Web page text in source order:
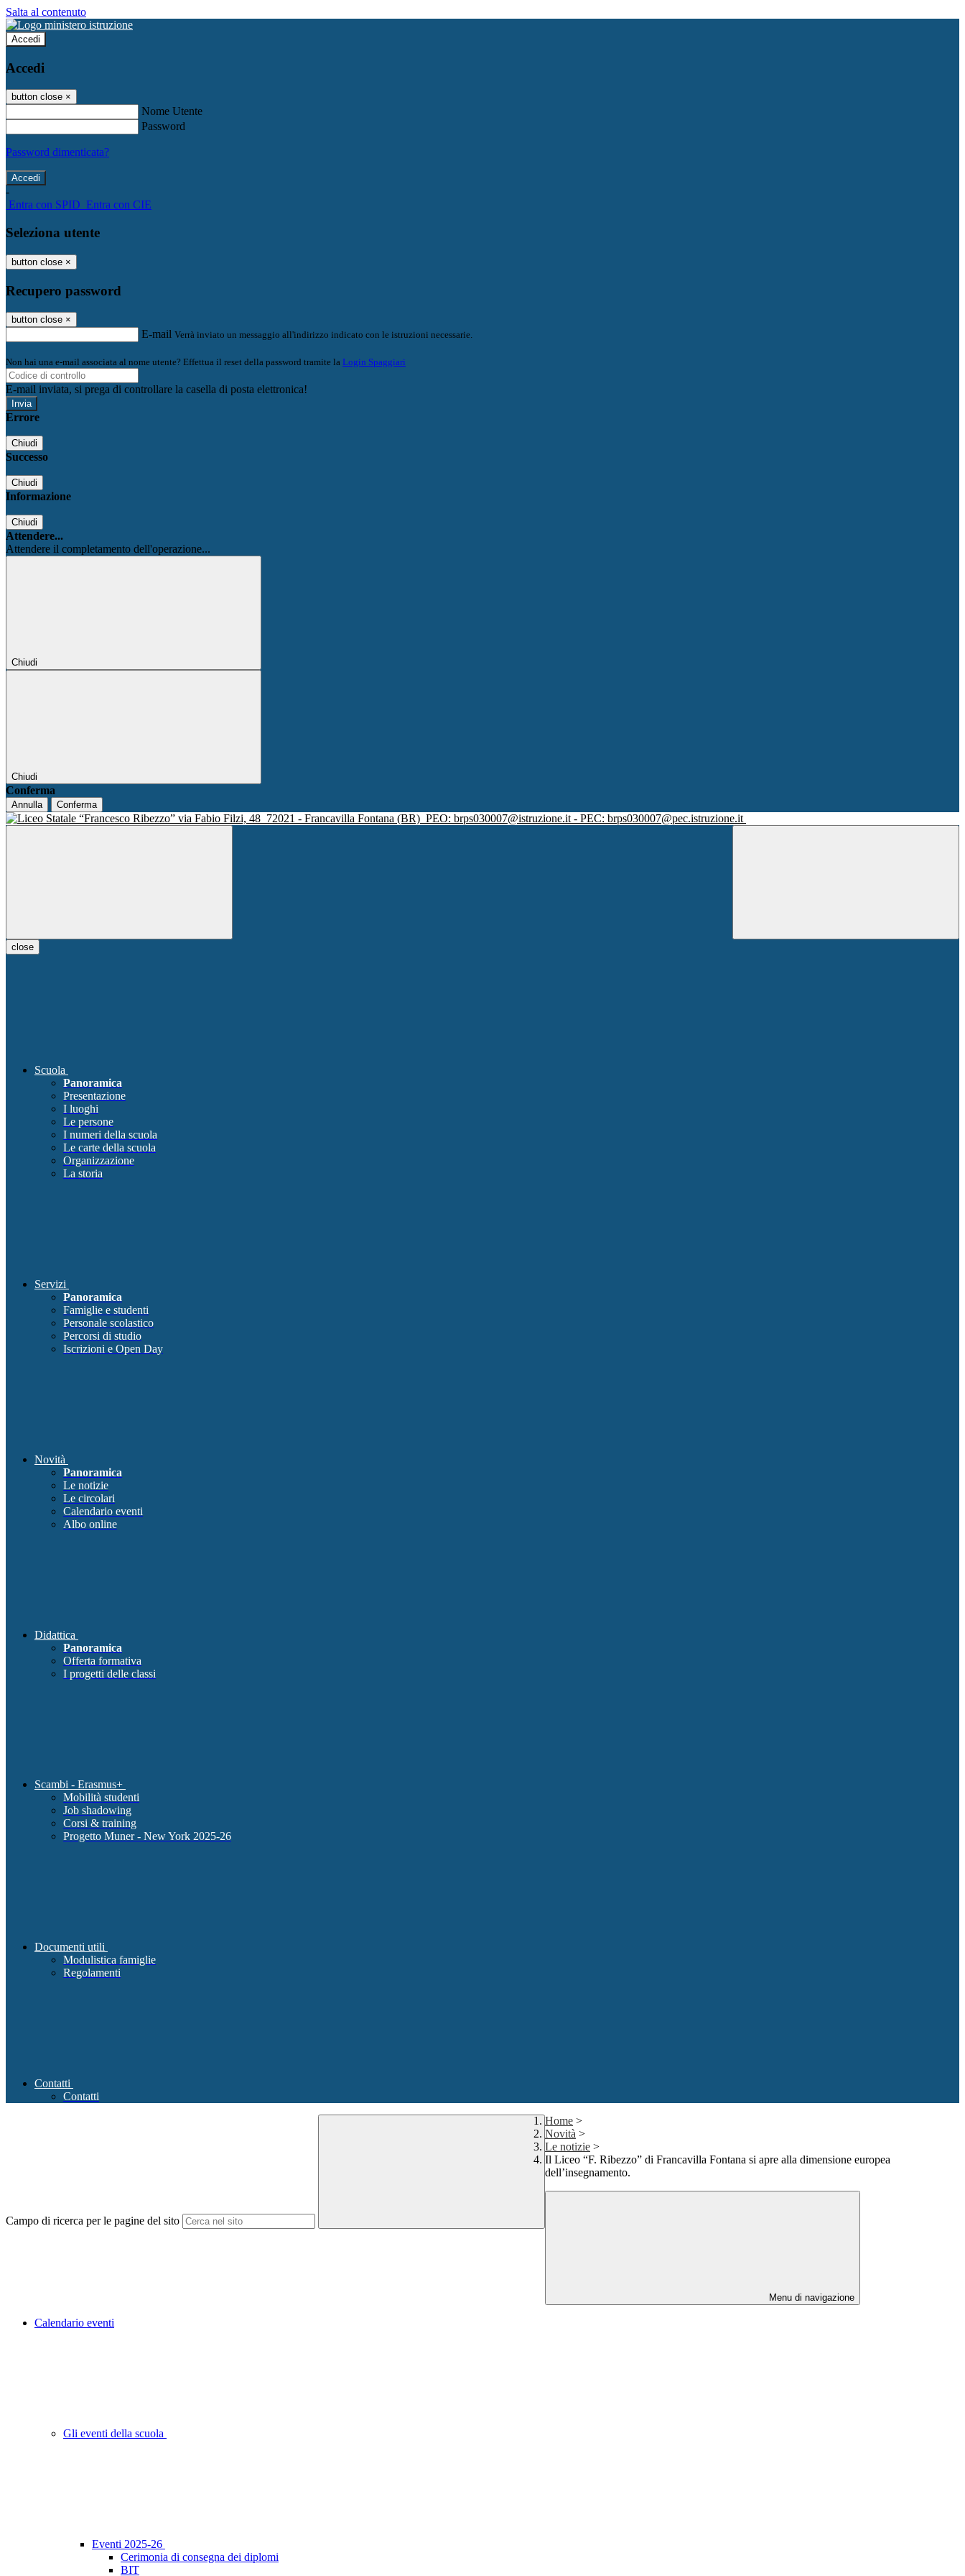
Salta al contenuto
Accedi
Accedi
button close ×
Nome Utente
Password
Password dimenticata?
-
Entra con SPID Entra con CIE
Seleziona utente
button close ×
Recupero password
button close ×
E-mail Verrà inviato un messaggio all'indirizzo indicato con le istruzioni necessarie.
Non hai una e-mail associata al nome utente? Effettua il reset della password tramite la Login Spaggiari
E-mail inviata, si prega di controllare la casella di posta elettronica!
Errore
Chiudi
Successo
Chiudi
Informazione
Chiudi
Attendere...
Attendere il completamento dell'operazione...
Chiudi
Chiudi
Conferma
Annulla Conferma
via Fabio Filzi, 48 72021 - Francavilla Fontana (BR) PEO: brps030007@istruzione.it - PEC: brps030007@pec.istruzione.it
close
Scuola
Panoramica
Presentazione
I luoghi
Le persone
I numeri della scuola
Le carte della scuola
Organizzazione
La storia
Servizi
Panoramica
Famiglie e studenti
Personale scolastico
Percorsi di studio
Iscrizioni e Open Day
Novità
Panoramica
Le notizie
Le circolari
Calendario eventi
Albo online
Didattica
Panoramica
Offerta formativa
I progetti delle classi
Scambi - Erasmus+
Mobilità studenti
Job shadowing
Corsi & training
Progetto Muner - New York 2025-26
Documenti utili
Modulistica famiglie
Regolamenti
Contatti
Contatti
Campo di ricerca per le pagine del sito
Home >
Novità >
Le notizie >
Il Liceo “F. Ribezzo” di Francavilla Fontana si apre alla dimensione europea
dell’insegnamento.
Menu di navigazione
Calendario eventi
Gli eventi della scuola
Eventi 2025-26
Cerimonia di consegna dei diplomi
BIT